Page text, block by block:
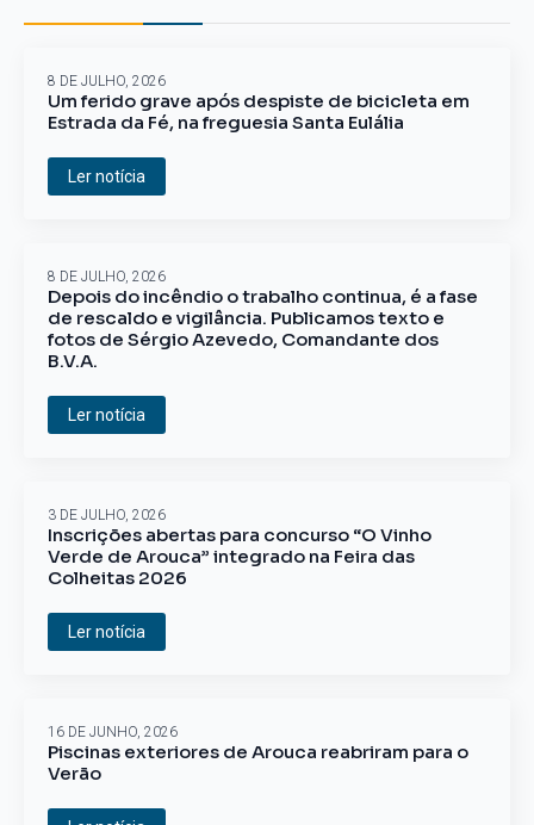
Um ferido grave após despiste de bicicleta em
Estrada da Fé, na freguesia Santa Eulália
8 DE JULHO, 2026
Ler notícia
Depois do incêndio o trabalho continua, é a fase
de rescaldo e vigilância. Publicamos texto e
fotos de Sérgio Azevedo, Comandante dos
B.V.A.
8 DE JULHO, 2026
Ler notícia
Inscrições abertas para concurso “O Vinho
Verde de Arouca” integrado na Feira das
Colheitas 2026
3 DE JULHO, 2026
Ler notícia
Piscinas exteriores de Arouca reabriram para o
Verão
16 DE JUNHO, 2026